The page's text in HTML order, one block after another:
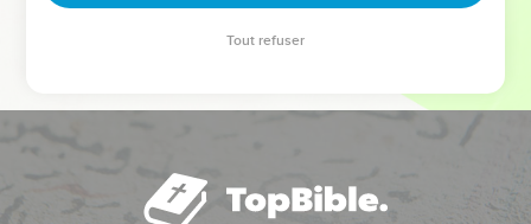
Tout refuser